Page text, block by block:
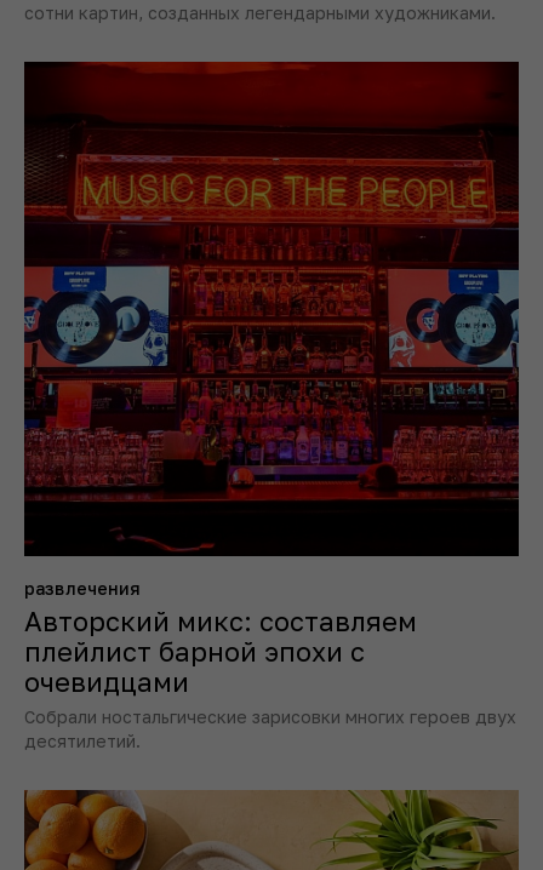
сотни картин, созданных легендарными художниками.
развлечения
Авторский микс: составляем
плейлист барной эпохи с
очевидцами
Собрали ностальгические зарисовки многих героев двух
десятилетий.